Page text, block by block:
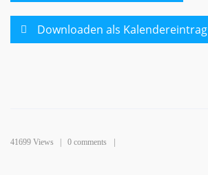
Downloaden als Kalendereintrag
41699 Views | 0 comments